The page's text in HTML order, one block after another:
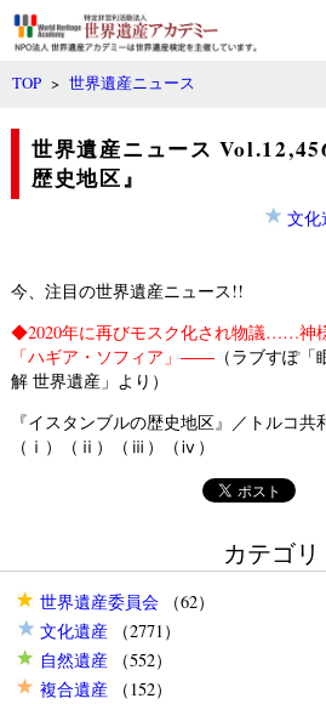
TOP >世界遺産ニュース
世界遺産ニュース
歴史地区』
文化
今、注目の世界遺産ニュース!!
◆2020年に再びモスク化され物議……神
「ハギア・ソフィア」――（ラブすぽ「
解 世界遺産」より）
『イスタンブルの歴史地区』／トルコ
（ⅰ）（ⅱ）（ⅲ）（ⅳ）
カテゴリ
世界遺産委員会（62）
文化遺産（2771）
自然遺産（552）
複合遺産（152）